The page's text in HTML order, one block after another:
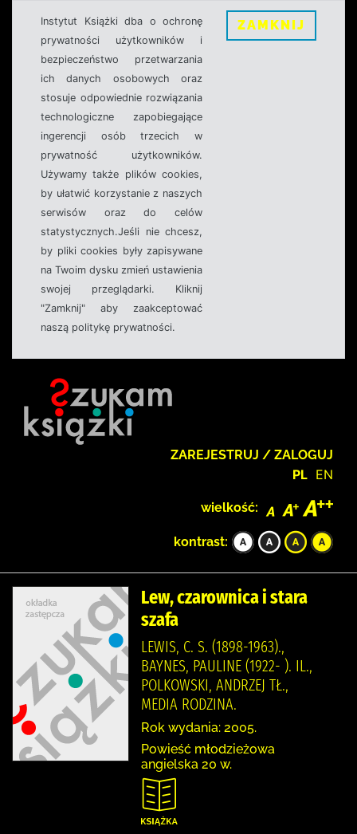
Instytut Książki dba o ochronę
prywatności użytkowników i
bezpieczeństwo przetwarzania
ich danych osobowych oraz
stosuje odpowiednie rozwiązania
technologiczne zapobiegające
ingerencji osób trzecich w
prywatność użytkowników.
Używamy także plików cookies,
by ułatwić korzystanie z naszych
serwisów oraz do celów
statystycznych.Jeśli nie chcesz,
by pliki cookies były zapisywane
na Twoim dysku zmień ustawienia
swojej przeglądarki. Kliknij
"Zamknij" aby zaakceptować
naszą politykę prywatności.
ZAMKNIJ
ZAREJESTRUJ / ZALOGUJ
PL EN
wielkość:
kontrast:
Lew, czarownica i stara
szafa
LEWIS, C. S. (1898-1963).,
BAYNES, PAULINE (1922- ). IL.,
POLKOWSKI, ANDRZEJ TŁ.,
MEDIA RODZINA.
Rok wydania: 2005.
Powieść młodzieżowa
angielska 20 w.